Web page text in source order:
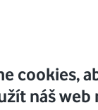
cookies,
náš web